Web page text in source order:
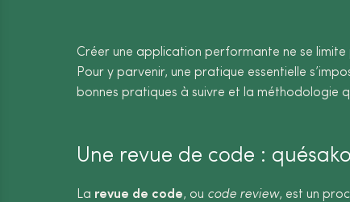
Créer une application performante ne se
Pour y parvenir, une pratique essentielle
bonnes pratiques à suivre et la méthodologie
Une revue de code :
La revue de code, ou code review, est un